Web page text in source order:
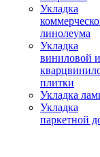
Укладка
линолеума
Укладка
виниловой и
плитки
Укладка
Укладка
паркетной